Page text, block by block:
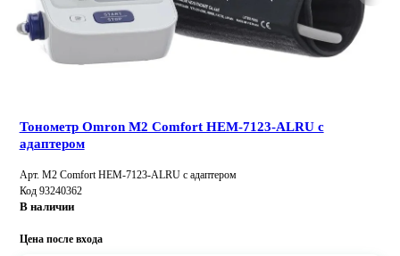
Тонометр Omron M2 Comfort HEM-7123-ALRU с
адаптером
Арт. M2 Comfort HEM-7123-ALRU с адаптером
Код 93240362
В наличии
Цена после входа